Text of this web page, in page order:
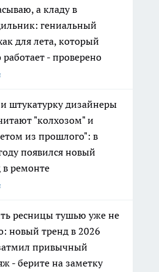
а кладу в
гениальный
для лета, который
работает - проверено
штукатурку дизайнеры
"колхозом" и
из прошлого": в
появился новый
в ремонте
ресницы тушью уже не
новый тренд в 2026
привычный
- берите на заметку